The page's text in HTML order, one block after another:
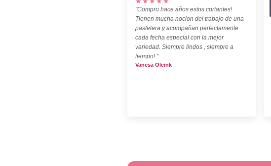
"Compro hace años estos cortantes!
Tienen mucha nocion del trabajo de una
pastelera y acompañan perfectamente
cada fecha especial con la mejor
variedad. Siempre lindos , siempre a
tiempo!."
Vanesa Oleink